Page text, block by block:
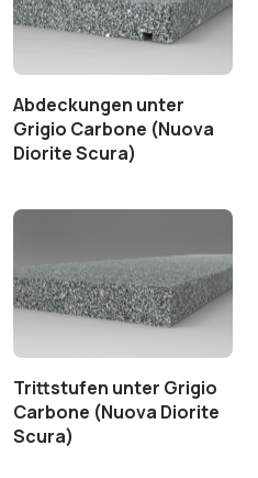
Abdeckungen unter
Grigio Carbone (Nuova
Diorite Scura)
Trittstufen unter Grigio
Carbone (Nuova Diorite
Scura)